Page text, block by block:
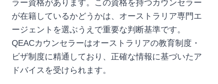
ラー資格があります。この資格を持つカウンセラー
が在籍しているかどうかは、オーストラリア専門エ
ージェントを選ぶうえで重要な判断基準です。
QEACカウンセラーはオーストラリアの教育制度・
ビザ制度に精通しており、正確な情報に基づいたア
ドバイスを受けられます。